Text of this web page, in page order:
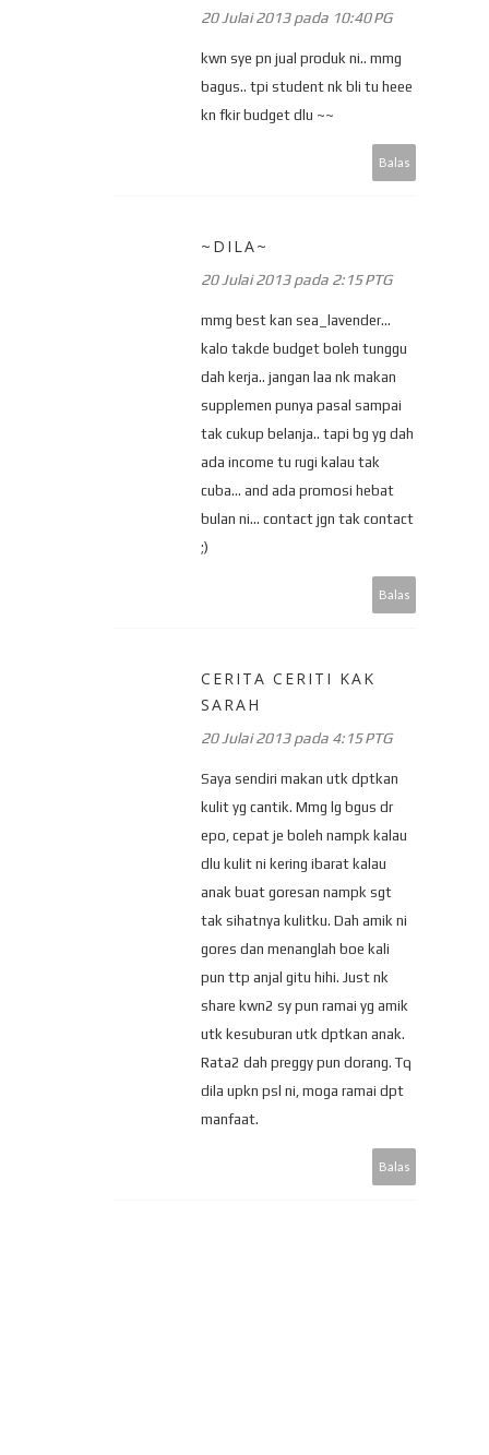
20 Julai 2013 pada 10:40 PG
kwn sye pn jual produk ni.. mmg
bagus.. tpi student nk bli tu heee
kn fkir budget dlu ~~
Balas
~DILA~
20 Julai 2013 pada 2:15 PTG
mmg best kan sea_lavender...
kalo takde budget boleh tunggu
dah kerja.. jangan laa nk makan
supplemen punya pasal sampai
tak cukup belanja.. tapi bg yg dah
ada income tu rugi kalau tak
cuba... and ada promosi hebat
bulan ni... contact jgn tak contact
;)
Balas
CERITA CERITI KAK
SARAH
20 Julai 2013 pada 4:15 PTG
Saya sendiri makan utk dptkan
kulit yg cantik. Mmg lg bgus dr
epo, cepat je boleh nampk kalau
dlu kulit ni kering ibarat kalau
anak buat goresan nampk sgt
tak sihatnya kulitku. Dah amik ni
gores dan menanglah boe kali
pun ttp anjal gitu hihi. Just nk
share kwn2 sy pun ramai yg amik
utk kesuburan utk dptkan anak.
Rata2 dah preggy pun dorang. Tq
dila upkn psl ni, moga ramai dpt
manfaat.
Balas